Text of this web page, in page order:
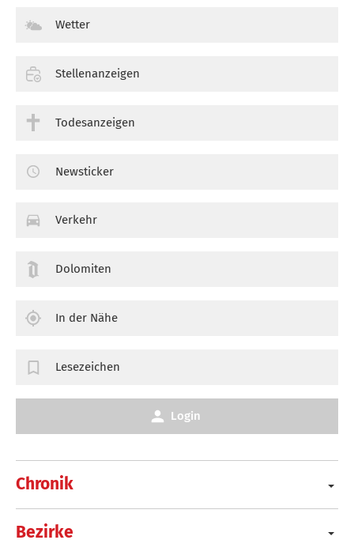
Chronik
Bezirke
Wetter
Stellenanzeigen
Todesanzeigen
Newsticker
Verkehr
Dolomiten
In der Nähe
Lesezeichen
Login